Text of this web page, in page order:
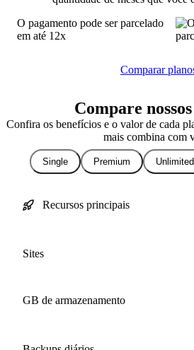
O pagamento pode ser parcelado
em até 12x
Comparar
Compare
Confira os benefícios e o valor de cada
mais combina com
Single Premium Unlimited
Recursos principais
Sites
GB de armazenamento